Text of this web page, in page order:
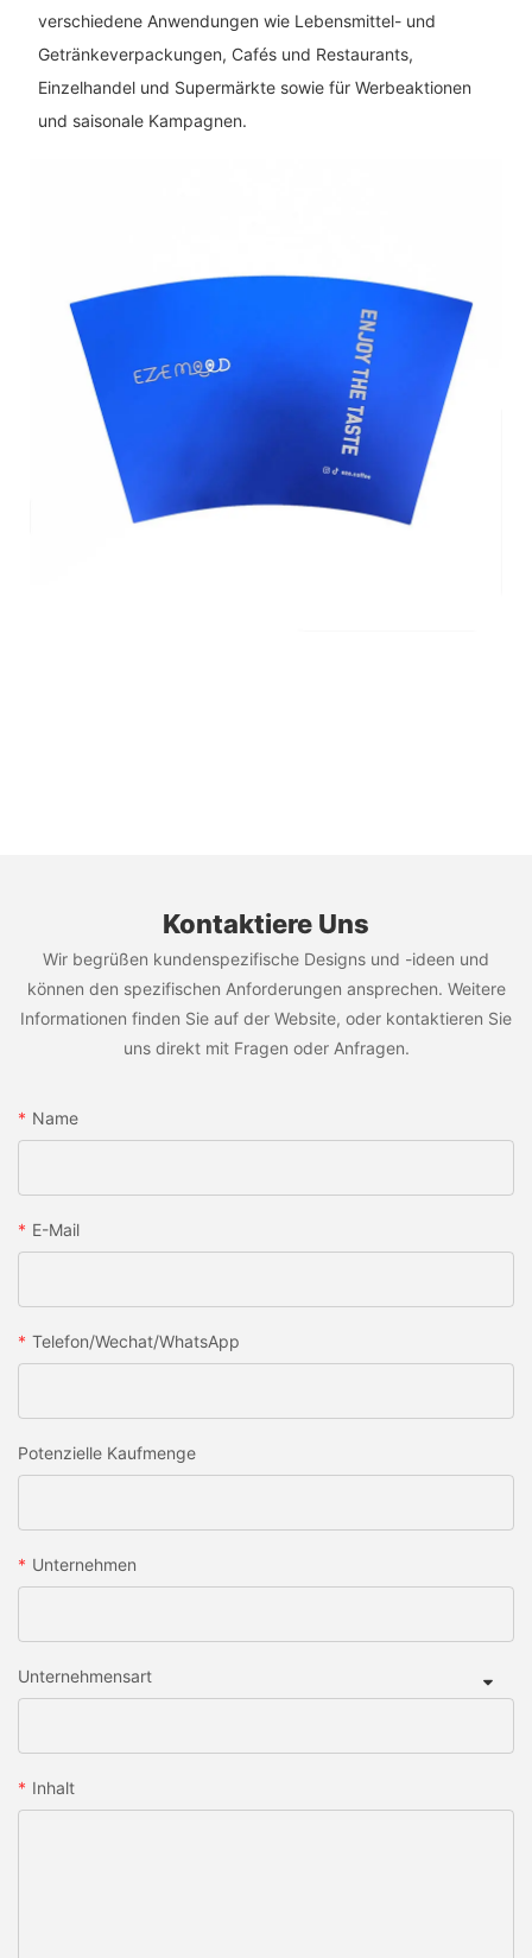
verschiedene Anwendungen wie Lebensmittel- und
Getränkeverpackungen, Cafés und Restaurants,
Einzelhandel und Supermärkte sowie für Werbeaktionen
und saisonale Kampagnen.
Kontaktiere Uns
Wir begrüßen kundenspezifische Designs und -ideen und
können den spezifischen Anforderungen ansprechen. Weitere
Informationen finden Sie auf der Website, oder kontaktieren Sie
uns direkt mit Fragen oder Anfragen.
Name
E-Mail
Telefon/Wechat/WhatsApp
Potenzielle Kaufmenge
Unternehmen
Unternehmensart
Inhalt